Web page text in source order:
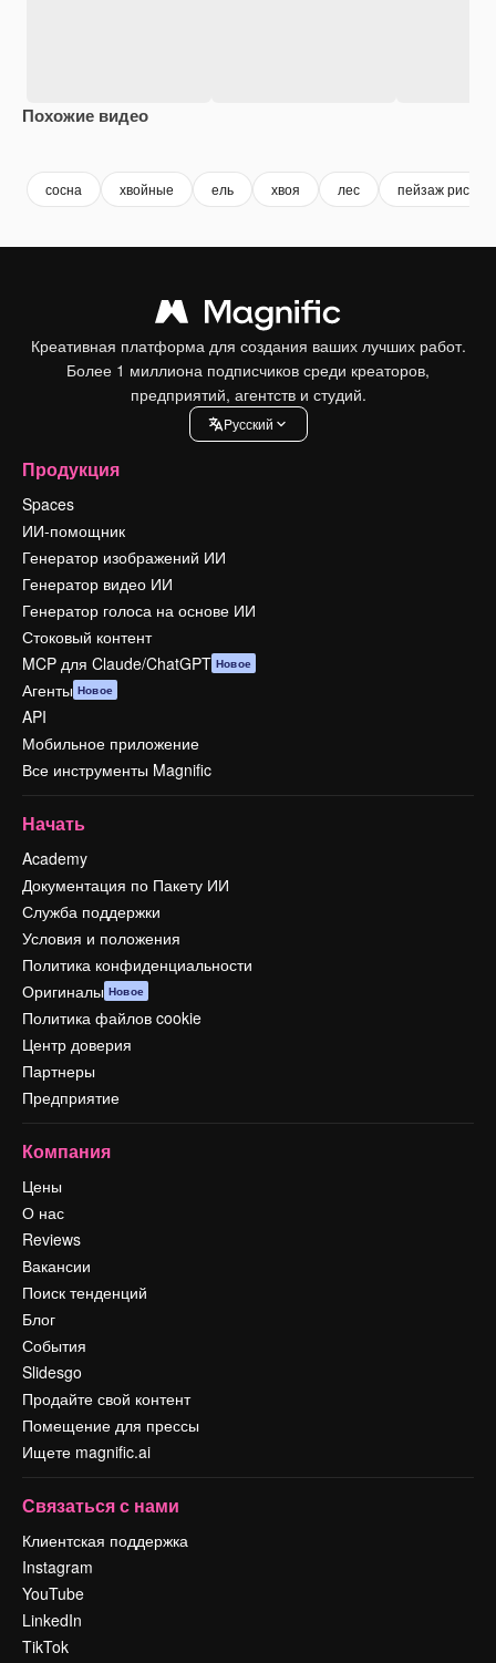
Похожие видео
сосна хвойные ель хвоя лес пейзаж рисунок
Креативная платформа для создания ваших лучших работ.
Более 1 миллиона подписчиков среди креаторов,
предприятий, агентств и студий.
Pусский
Продукция
Spaces
ИИ-помощник
Генератор изображений ИИ
Генератор видео ИИ
Генератор голоса на основе ИИ
Стоковый контент
MCP для Claude/ChatGPT Новое
Агенты Новое
API
Мобильное приложение
Все инструменты Magnific
Начать
Academy
Документация по Пакету ИИ
Служба поддержки
Условия и положения
Политика конфиденциальности
Оригиналы Новое
Политика файлов cookie
Центр доверия
Партнеры
Предприятие
Компания
Цены
О нас
Reviews
Вакансии
Поиск тенденций
Блог
События
Slidesgo
Продайте свой контент
Помещение для прессы
Ищете magnific.ai
Связаться с нами
Клиентская поддержка
Instagram
YouTube
LinkedIn
TikTok